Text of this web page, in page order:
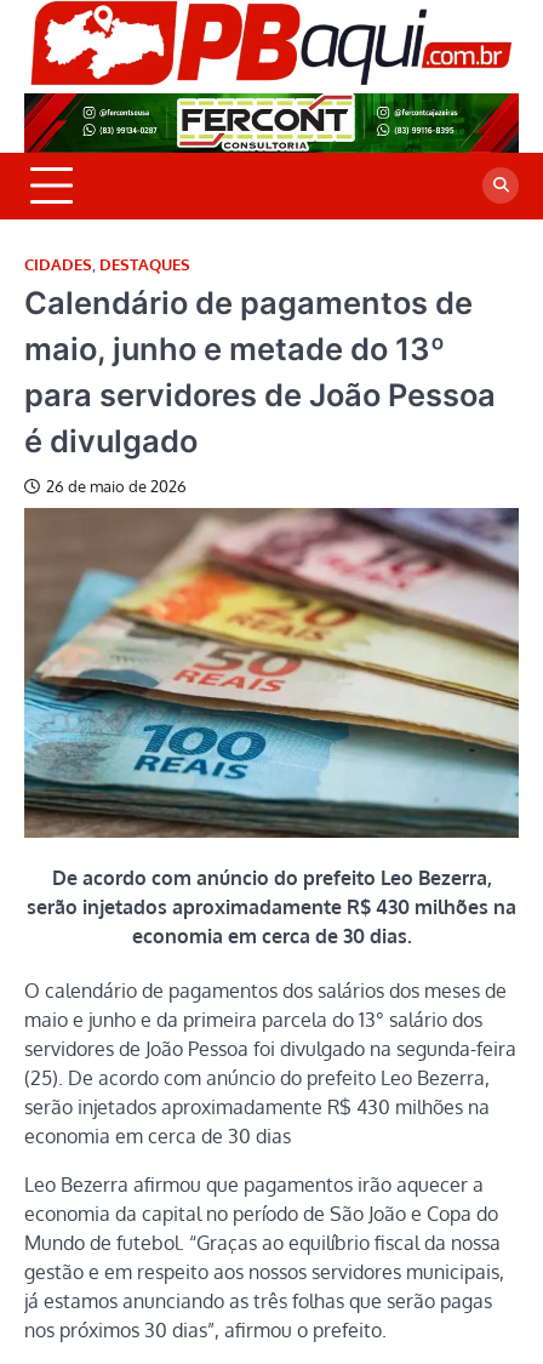
Skip
content
CIDADES DESTAQUES
Calendário de pagamentos de
maio, junho e metade do 13º
para servidores de João Pessoa
é divulgado
26 de maio de 2026
De acordo com anúncio do prefeito Leo Bezerra,
serão injetados aproximadamente R$ 430 milhões na
economia em cerca de 30 dias.
O calendário de pagamentos dos salários dos meses de
maio e junho e da primeira parcela do 13° salário dos
servidores de João Pessoa foi divulgado na segunda-feira
(25). De acordo com anúncio do prefeito Leo Bezerra,
serão injetados aproximadamente R$ 430 milhões na
economia em cerca de 30 dias
Leo Bezerra afirmou que pagamentos irão aquecer a
economia da capital no período de São João e Copa do
Mundo de futebol. “Graças ao equilíbrio fiscal da nossa
gestão e em respeito aos nossos servidores municipais,
já estamos anunciando as três folhas que serão pagas
nos próximos 30 dias”, afirmou o prefeito.